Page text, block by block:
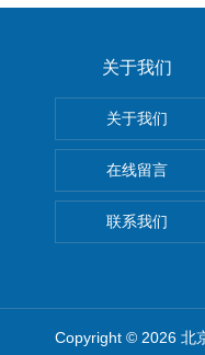
关于我们
关于我们
在线留言
联系我们
Copyright © 2026 北